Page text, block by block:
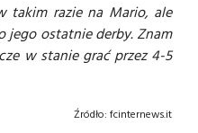
takim razie na Mario, ale
jego ostatnie derby. Znam
w stanie grać przez 4-5
Źródło: fcinternews.it